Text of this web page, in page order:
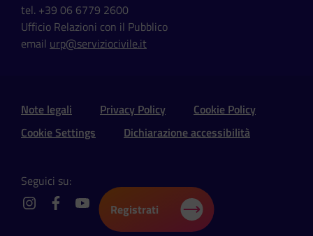
Registrati
tel. +39 06 6779 2600
Ufficio Relazioni con il Pubblico
email urp@serviziocivile.it
Sezione Link Utili e Social
Note legali Privacy Policy
Cookie Policy
Cookie Settings
Dichiarazione accessibilità
Seguici su:
instagramfacebookyoutube